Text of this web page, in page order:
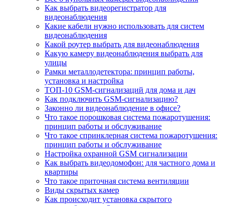
Как выбрать видеорегистратор для
видеонаблюдения
Какие кабели нужно использовать для систем
видеонаблюдения
Какой роутер выбрать для видеонаблюдения
Какую камеру видеонаблюдения выбрать для
улицы
Рамки металлодетектора: принцип работы,
установка и настройка
ТОП-10 GSM-сигнализаций для дома и дач
Как подключить GSM-сигнализацию?
Законно ли видеонаблюдение в офисе?
Что такое порошковая система пожаротушения:
принцип работы и обслуживание
Что такое спринклерная система пожаротушения:
принцип работы и обслуживание
Настройка охранной GSM сигнализации
Как выбрать видеодомофон: для частного дома и
квартиры
Что такое приточная система вентиляции
Виды скрытых камер
Как происходит установка скрытого